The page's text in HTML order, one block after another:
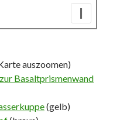
I
auszoomen)
Basaltprismenwand
(gelb)